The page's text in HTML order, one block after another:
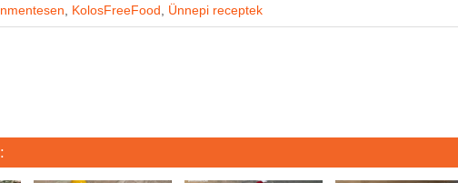
KolosFreeFood Ünnepi receptek